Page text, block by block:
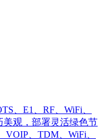
、E1、RF、WiFi、
美观，部署灵活绿色节
VOIP、TDM、WiFi、